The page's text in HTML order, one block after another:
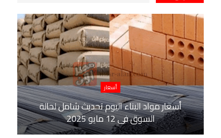
أسعار
أسعار مواد البناء اليوم تحديث شامل لحالة
السوق في 12 مايو 2025